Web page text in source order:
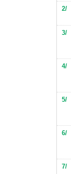
2
3
4
5
6
7